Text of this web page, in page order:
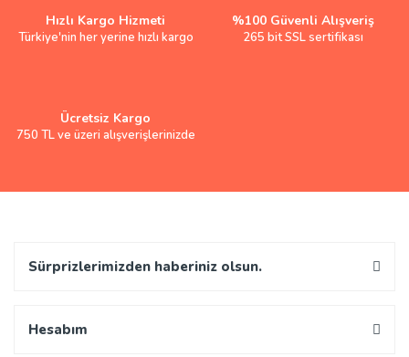
Hızlı Kargo Hizmeti
Türkiye'nin her yerine hızlı kargo
%100 Güvenli Alışveriş
265 bit SSL sertifikası
Ücretsiz Kargo
750 TL ve üzeri alışverişlerinizde
Sürprizlerimizden haberiniz olsun.
Hesabım